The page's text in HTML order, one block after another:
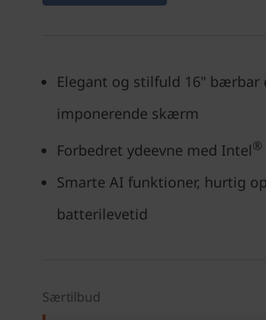
Elegant og stilfuld 16" bærbar
imponerende skærm
Forbedret ydeevne med Intel®
Smarte AI funktioner, hurtig
batterilevetid
Særtilbud